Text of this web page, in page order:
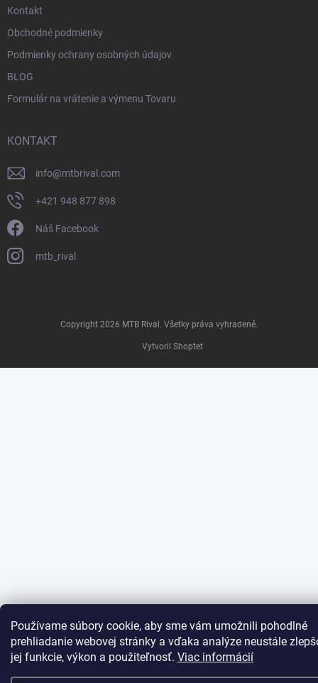
Používame súbory cookie, aby sme vám umožnili pohodlné
prehliadanie webovej stránky a vďaka analýze neustále
jej funkcie, výkon a použiteľnosť. Viac informácií
Kontakt
Obchodné podmienky
Podmienky ochrany osobných údajov
BLOG
Formulár na vrátenie a výmenu Tovaru
KONTAKT
info@mtbrival.com
+421 948 877 898
Náš Facebook
mtb_rival
Vytvoril Shoptet
Copyright 2026 MTB Rival . Všetky práva vyhradené.